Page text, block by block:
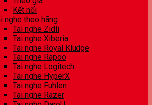
Kết nối
nghe theo hãng
Tai nghe Zidli
Tai nghe Xiberia
Tai nghe Royal Kludge
Tai nghe Rapoo
Tai nghe Logitech
Tai nghe HyperX
Tai nghe Fuhlen
Tai nghe Razer